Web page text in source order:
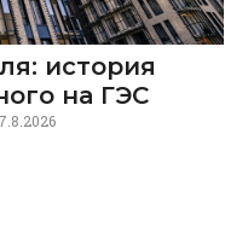
история
на ГЭС